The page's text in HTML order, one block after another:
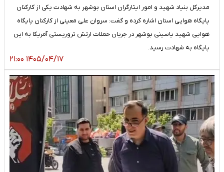
مدیرکل بنیاد شهید و امور ایثارگران استان بوشهر به شهادت یکی از کارکنان
پایگاه هوایی استان اشاره کرده و گفت: سروان علی معینی از کارکنان پایگاه
هوایی شهید یاسینی بوشهر در جریان حملات ارتش تروریستی آمریکا به این
پایگاه به شهادت رسید.
۱۴۰۵/۰۴/۱۷ ۲۱:۰۰